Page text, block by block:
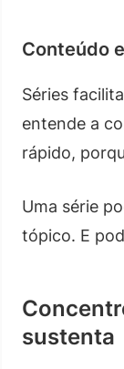
Conteúdo
Séries
entende a
rápido,
Uma série
tópico. E
sustenta